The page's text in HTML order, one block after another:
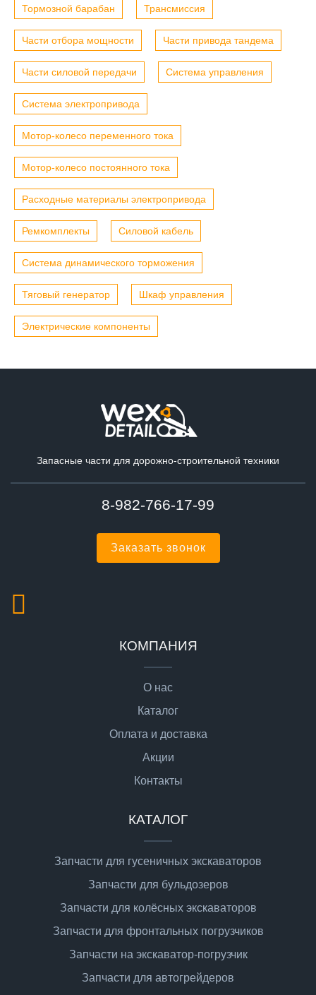
Тормозной барабан Трансмиссия
Части отбора мощности Части привода тандема
Части силовой передачи Система управления
Система электропривода
Мотор-колесо переменного тока
Мотор-колесо постоянного тока
Расходные материалы электропривода
Ремкомплекты Силовой кабель
Система динамического торможения
Тяговый генератор Шкаф управления
Электрические компоненты
Запасные части для дорожно-строительной техники
8-982-766-17-99
Заказать звонок
КОМПАНИЯ
О нас
Каталог
Оплата и доставка
Акции
Контакты
КАТАЛОГ
Запчасти для гусеничных экскаваторов
Запчасти для бульдозеров
Запчасти для колёсных экскаваторов
Запчасти для фронтальных погрузчиков
Запчасти на экскаватор-погрузчик
Запчасти для автогрейдеров